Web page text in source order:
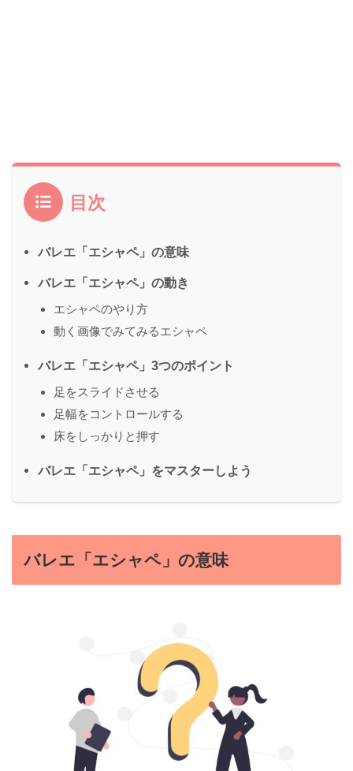
目次
バレエ「エシャペ」の意味
バレエ「エシャペ」の動き
エシャペのやり方
動く画像でみてみるエシャペ
バレエ「エシャペ」3つのポイント
足をスライドさせる
足幅をコントロールする
床をしっかりと押す
バレエ「エシャペ」をマスターしよう
バレエ「エシャペ」の意味